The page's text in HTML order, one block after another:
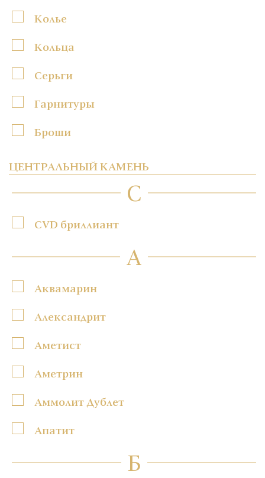
Колье
Кольца
Серьги
Гарнитуры
Броши
ЦЕНТРАЛЬНЫЙ КАМЕНЬ
C
CVD бриллиант
А
Аквамарин
Александрит
Аметист
Аметрин
Аммолит Дублет
Апатит
Б